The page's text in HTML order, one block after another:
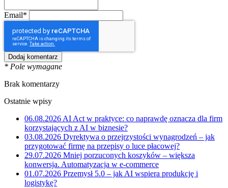
Email*
* Pole wymagane
Brak komentarzy
Ostatnie wpisy
06.08.2026 AI Act w praktyce: co naprawdę oznacza dla firm
korzystających z AI w biznesie?
03.08.2026 Dyrektywa o przejrzystości wynagrodzeń – jak
przygotować firmę na przepisy o luce płacowej?
29.07.2026 Mniej porzuconych koszyków – większa
konwersja. Automatyzacja w e-commerce
01.07.2026 Przemysł 5.0 – jak AI wspiera produkcję i
logistykę?